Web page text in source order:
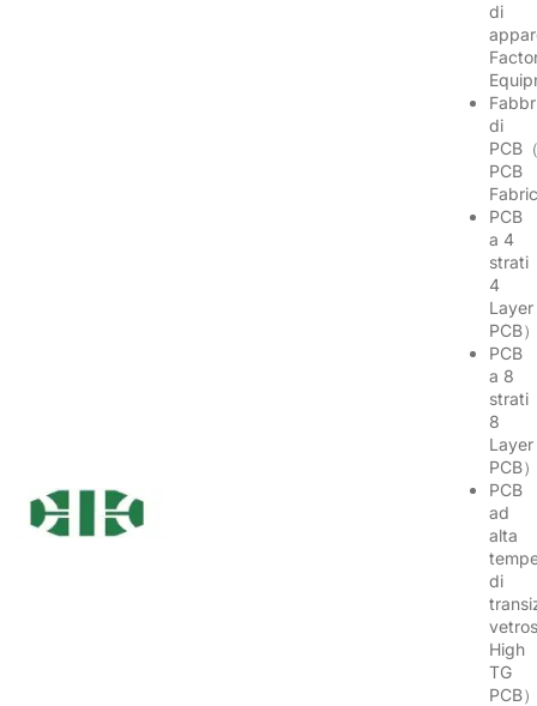
di
di
PCB
PCB
PCB
a 4
strati
4
Layer
PCB
PCB
a 8
strati
8
Layer
PCB
PCB
ad
alta
di
High
TG
PCB